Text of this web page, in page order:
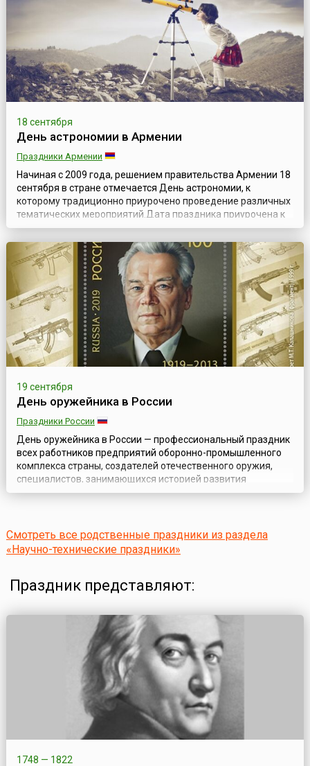
302/93 от 12 августа 1993 года, в поддержку инициативы
работников нефтяной, газовой, нефтеперерабатывающей
нефтепродуктообеспечения.Промышле...
18 сентября
День астрономии в Армении
Праздники Армении
Начиная с 2009 года, решением правительства Армении 18
сентября в стране отмечается День астрономии, к
которому традиционно приурочено проведение различных
тематических мероприятий.Дата праздника приурочена к
дню рождения Виктора Амазасповича Амбарцумяна (арм.
Վիկտոր Համազասպի Համբարձումյան, 1908—1996) —
выдающегося армянского ученого, основателя
теоретической астрофизики, Национального Героя ...
19 сентября
День оружейника в России
Праздники России
День оружейника в России — профессиональный праздник
всех работников предприятий оборонно-промышленного
комплекса страны, создателей отечественного оружия,
специалистов, занимающихся историей развития
оружейного дела, сохранением и приумножением славных
современности — Михаилу Тимофеевичу К...
Смотреть все родственные праздники из раздела
«Научно-технические праздники»
Праздник представляют:
1748 — 1822